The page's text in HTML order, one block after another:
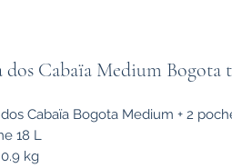
dos Cabaïa Medium Bogota
Cabaïa Bogota Medium + 2
18 L
kg